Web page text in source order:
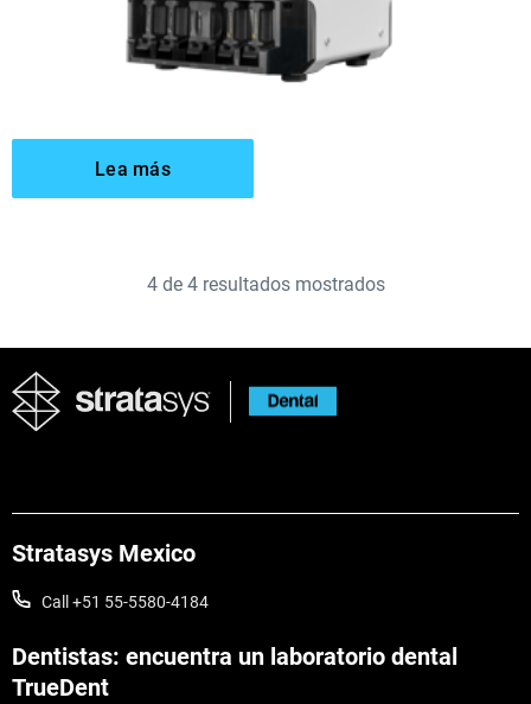
Lea más
4de 4resultados mostrados
Stratasys Mexico
Call +51 55-5580-4184
Dentistas: encuentra un laboratorio dental
TrueDent